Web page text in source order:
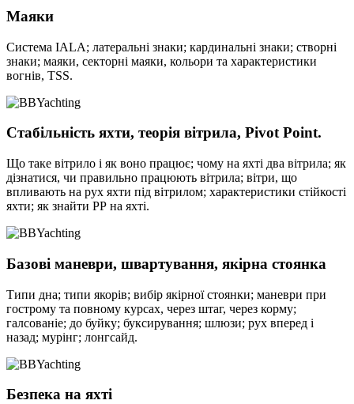
Маяки
Система IALA; латеральні знаки; кардинальні знаки; створні
знаки; маяки, секторні маяки, кольори та характеристики
вогнів, TSS.
Стабільність яхти, теорія вітрила, Pivot Point.
Що таке вітрило і як воно працює; чому на яхті два вітрила; як
дізнатися, чи правильно працюють вітрила; вітри, що
впливають на рух яхти під вітрилом; характеристики стійкості
яхти; як знайти РР на яхті.
Базові маневри, швартування, якірна стоянка
Типи дна; типи якорів; вибір якірної стоянки; маневри при
гострому та повному курсах, через штаг, через корму;
галсованіе; до буйку; буксирування; шлюзи; рух вперед і
назад; мурінг; лонгсайд.
Безпека на яхті